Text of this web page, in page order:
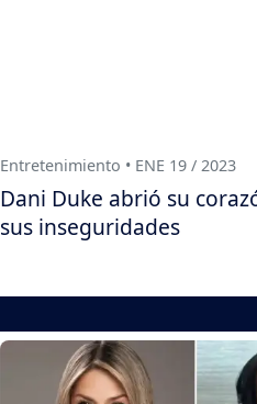
Entretenimiento • ENE 19 / 2023
Dani Duke abrió su
sus inseguridades